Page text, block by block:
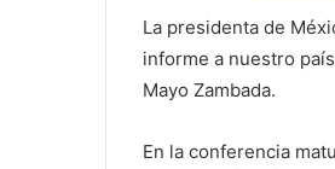
La presidenta de
informe a nuestro
Mayo Zambada.
En la conferencia